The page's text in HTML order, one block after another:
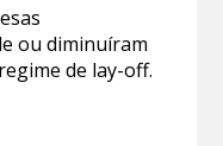
ou diminuíram
de lay-off.